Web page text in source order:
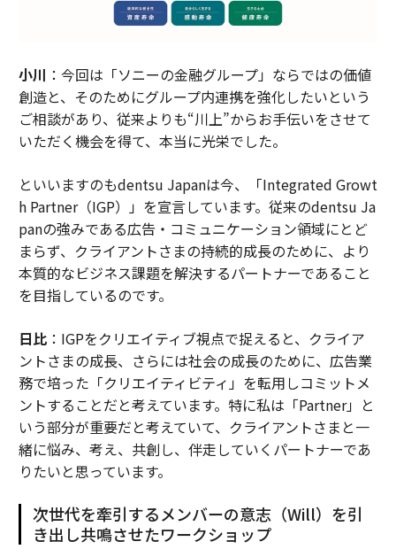
小川 ：今回は「ソニーの金融グループ」ならではの価値
創造と、そのためにグループ内連携を強化したいという
ご相談があり、従来よりも“川上”からお手伝いをさせて
いただく機会を得て、本当に光栄でした。
といいますのもdentsu Japanは今、「Integrated Growt
h Partner（IGP）」を宣言しています。従来のdentsu Ja
panの強みである広告・コミュニケーション領域にとど
まらず、クライアントさまの持続的成長のために、より
本質的なビジネス課題を解決するパートナーであること
を目指しているのです。
日比：IGPをクリエイティブ視点で捉えると、クライア
ントさまの成長、さらには社会の成長のために、広告業
務で培った「クリエイティビティ」を転用しコミットメ
ントすることだと考えています。特に私は「Partner」と
いう部分が重要だと考えていて、クライアントさまと一
緒に悩み、考え、共創し、伴走していくパートナーであ
りたいと思っています。
次世代を牽引するメンバーの意志（Will）を引
き出し共鳴させたワークショップ